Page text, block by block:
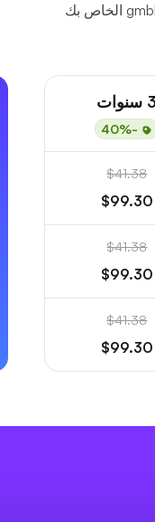
-40%
$41.38
$99.30
$41.38
$99.30
$41.38
$99.30